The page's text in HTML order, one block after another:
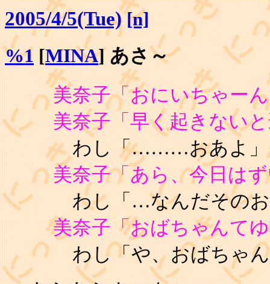
2005/4/5(Tue) [n]
%1 [MINA] あさ～
美奈子「おにいちゃー
美奈子「早く起きない
わし「………おあよ」
美奈子「あら、今日は
わし「…なんだそのお
美奈子「おばちゃんて
わし「や、おばちゃ